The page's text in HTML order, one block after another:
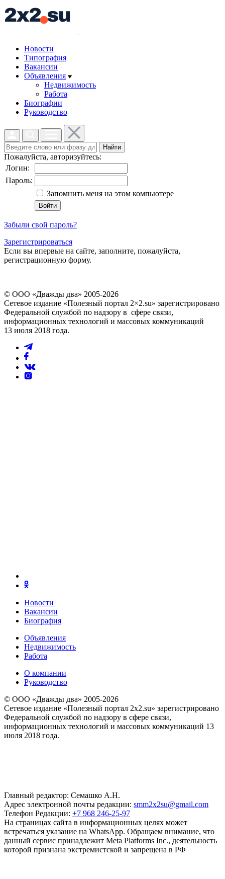
Новости
Типография
Вакансии
Объявления
Недвижимость
Работа
Биографии
Руководство
Найти
Пожалуйста, авторизуйтесь:
Логин:
Пароль:
Запомнить меня на этом компьютере
Забыли свой пароль?
Зарегистрироваться
Если вы впервые на сайте, заполните, пожалуйста,
регистрационную форму.
© ООО «Дважды два» 2005-2026
Сетевое издание «Полезный портал 2×2.su» зарегистрировано
Федеральной службой по надзору в сфере связи,
информационных технологий и массовых коммуникаций
13 июля 2018 года.
Новости
Вакансии
Биография
Объявления
Недвижимость
Работа
О компании
Руководство
© ООО «Дважды два» 2005-2026
Сетевое издание «Полезный портал 2x2.su» зарегистрировано
Федеральной службой по надзору в сфере связи,
информационных технологий и массовых коммуникаций 13
июля 2018 года.
Главный редактор: Семашко А.Н.
Адрес электронной почты редакции: smm2x2su@gmail.com
Телефон Редакции: +7 968 246-25-97
На страницах сайта в информационных целях может
встречаться указание на WhatsApp. Обращаем внимание, что
данный сервис принадлежит Meta Platforms Inc., деятельность
которой признана экстремистской и запрещена в РФ